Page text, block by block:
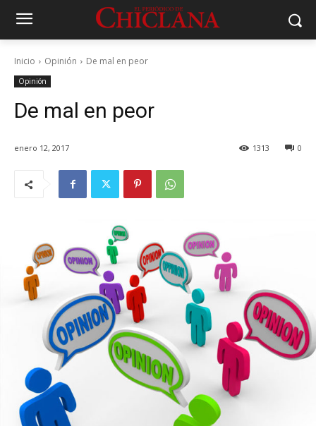
Inicio Opinión De mal en peor
Opinión
De mal en peor
enero 12, 2017 0
1313